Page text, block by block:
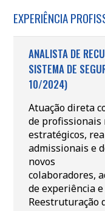
EXPERIÊNCIA
ANALISTA DE
SISTEMA DE
10/2024)
Atuação direta
de profissionais
estratégicos,
admissionais e
novos
colaboradores,
de experiência
Reestruturação